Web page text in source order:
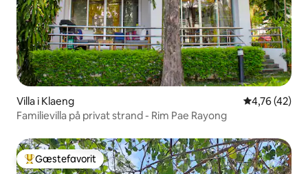
Villa i Klaeng 4,76 ud af 5
4,76 (42)
Familievilla på privat strand - Rim Pae Rayong
Bedste gæstefavorit
Gæstefavorit